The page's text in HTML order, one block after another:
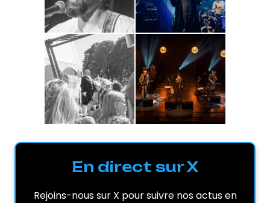
En direct sur X
Rejoins-nous sur X pour suivre nos actus en